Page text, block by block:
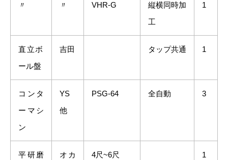
〃 〃 VHR-G
縦横同時加
工
1
直立ボ
ール盤
吉田 タップ共通 1
コンタ
ーマシ
ン
YS
他
PSG-64 全自動 3
平研磨
オカ
4尺~6尺 1